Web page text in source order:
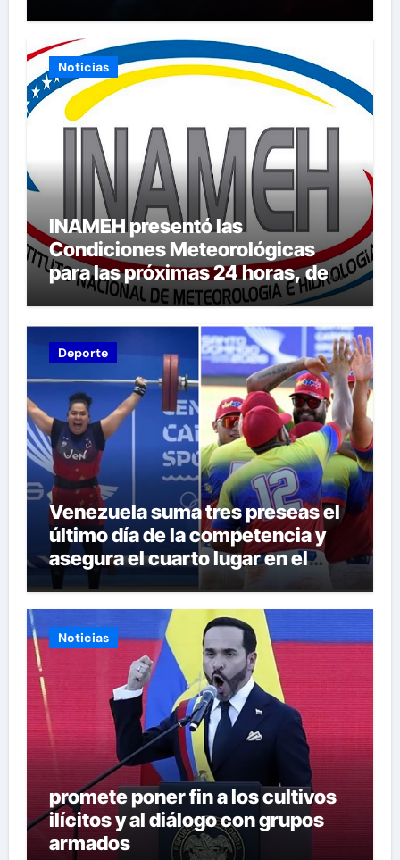
Noticias
INAMEH presentó las
Condiciones Meteorológicas
para las próximas 24 horas, de
este domingo 9 de agosto 2026
Deporte
Venezuela suma tres preseas el
último día de la competencia y
asegura el cuarto lugar en el
premiación de los Juegos CAC
2026
Noticias
promete poner fin a los cultivos
ilícitos y al diálogo con grupos
armados